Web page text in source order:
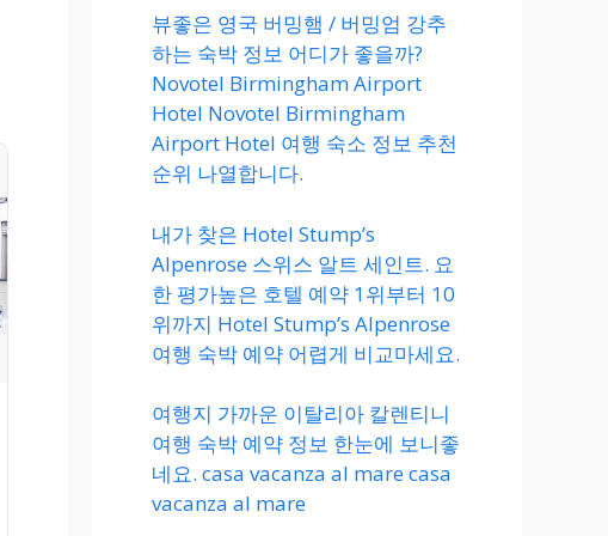
뷰좋은 영국 버밍햄 / 버밍엄 강추
하는 숙박 정보 어디가 좋을까?
Novotel Birmingham Airport
Hotel Novotel Birmingham
Airport Hotel 여행 숙소 정보 추천
순위 나열합니다.
내가 찾은 Hotel Stump’s
Alpenrose 스위스 알트 세인트. 요
한 평가높은 호텔 예약 1위부터 10
위까지 Hotel Stump’s Alpenrose
여행 숙박 예약 어렵게 비교마세요.
여행지 가까운 이탈리아 칼렌티니
여행 숙박 예약 정보 한눈에 보니좋
네요. casa vacanza al mare casa
vacanza al mare